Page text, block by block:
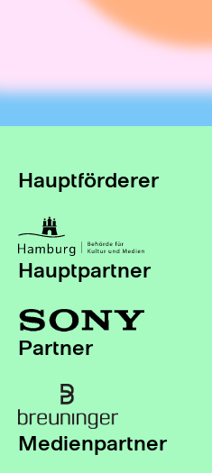
Hauptförderer
Hauptpartner
Partner
Medienpartner